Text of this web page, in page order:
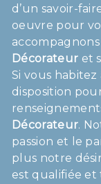
d’un savoir-
oeuvre pour
Décorateur et
Si vous habitez
disposition
Décorateur.
passion et le
plus notre
est qualifiée